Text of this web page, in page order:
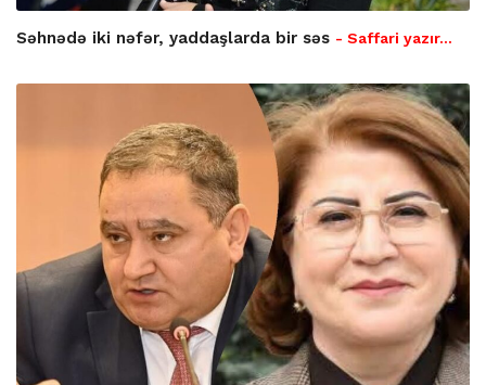
Səhnədə iki nəfər, yaddaşlarda bir səs - Saffari yazır…